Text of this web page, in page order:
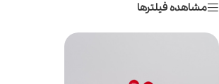
مشاهده فیلترها